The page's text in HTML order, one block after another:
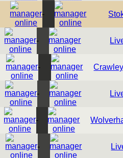
-
-
-
-
-
-